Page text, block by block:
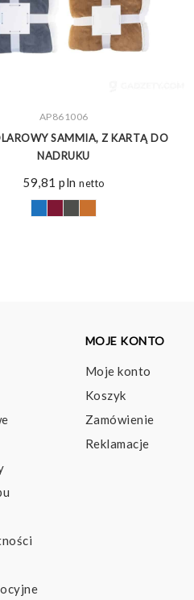
ZOBACZ WIĘCEJ
AP861006
SAMMIA, Z KARTĄ DO
NADRUKU
59,81pln netto
MOJE KONTO
Moje konto
Koszyk
Zamówienie
Reklamacje